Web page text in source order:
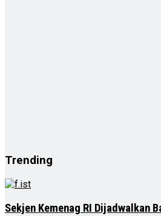
Trending
Sekjen Kemenag RI Dijadwalkan